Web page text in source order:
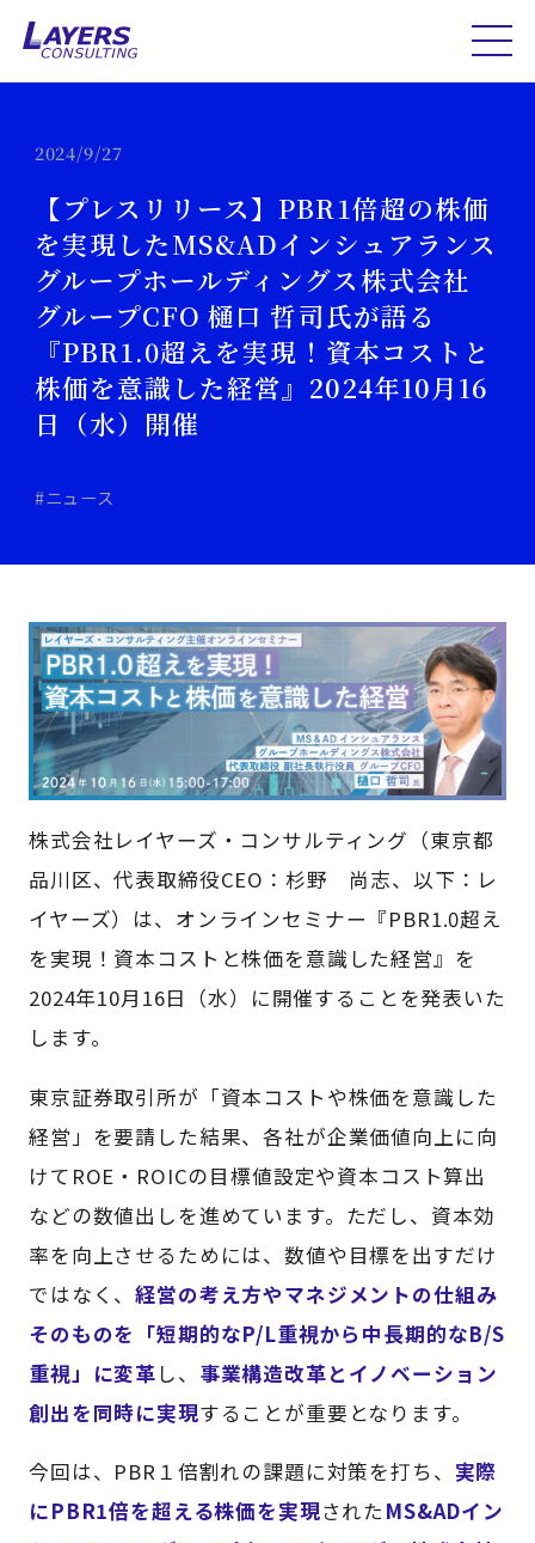
2024/9/27
【プレスリリース】PBR1倍超の株価
を実現したMS&ADインシュアランス
グループホールディングス株式会社
グループCFO 樋口 哲司氏が語る
『PBR1.0超えを実現！資本コストと
株価を意識した経営』2024年10月16
日（水）開催
#ニュース
株式会社レイヤーズ・コンサルティング（東京都
品川区、代表取締役CEO：杉野 尚志、以下：レ
イヤーズ）は、オンラインセミナー『PBR1.0超え
を実現！資本コストと株価を意識した経営』を
2024年10月16日（水）に開催することを発表いた
します。
東京証券取引所が「資本コストや株価を意識した
経営」を要請した結果、各社が企業価値向上に向
けてROE・ROICの目標値設定や資本コスト算出
などの数値出しを進めています。ただし、資本効
率を向上させるためには、数値や目標を出すだけ
ではなく、経営の考え方やマネジメントの仕組み
そのものを「短期的なP/L重視から中長期的なB/S
重視」に変革 し、 事業構造改革とイノベーション
創出を同時に実現することが重要となります。
今回は、PBR１倍割れの課題に対策を打ち、 実際
にPBR1倍を超える株価を実現されたMS&ADイン